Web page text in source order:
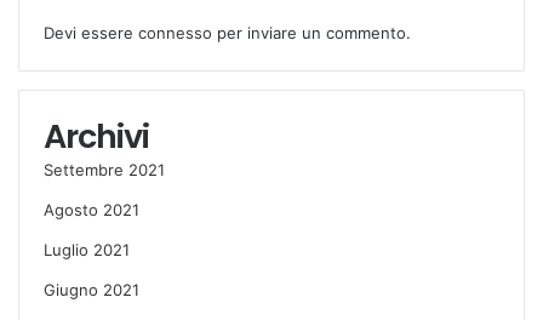
Devi essere connesso per inviare un commento.
Archivi
Settembre 2021
Agosto 2021
Luglio 2021
Giugno 2021